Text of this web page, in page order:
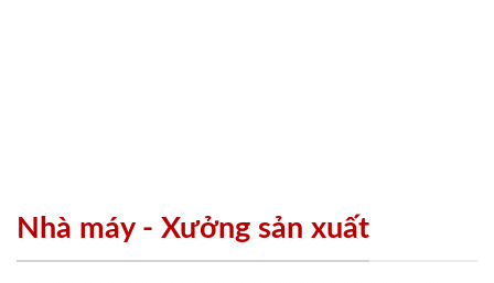
Nhà máy - Xưởng sản xuất